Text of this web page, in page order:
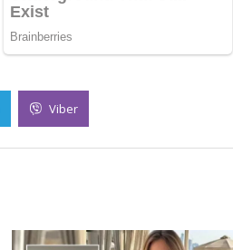
Viber